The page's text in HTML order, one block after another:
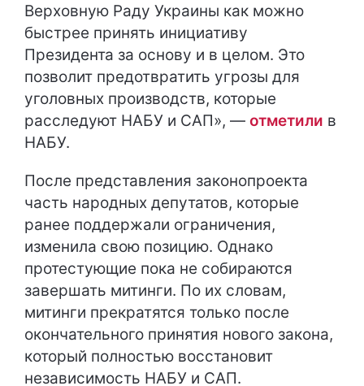
Верховную Раду Украины как можно
быстрее принять инициативу
Президента за основу и в целом. Это
позволит предотвратить угрозы для
уголовных производств, которые
расследуют НАБУ и САП», — отметили в
НАБУ.
После представления законопроекта
часть народных депутатов, которые
ранее поддержали ограничения,
изменила свою позицию. Однако
протестующие пока не собираются
завершать митинги. По их словам,
митинги прекратятся только после
окончательного принятия нового закона,
который полностью восстановит
независимость НАБУ и САП.